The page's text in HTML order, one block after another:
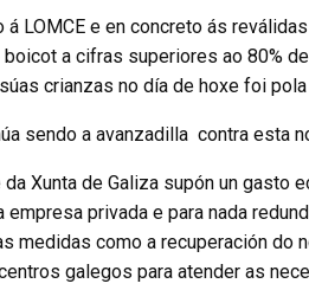
LOMCE e en concreto ás
boicot a cifras superiores ao 80%
crianzas no día de hoxe foi
sendo a avanzadilla contra esta
Xunta de Galiza supón un gasto
privada e para nada
medidas como a recuperación do
galegos para atender as